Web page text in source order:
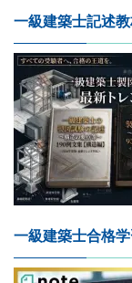
一級建築士記述
一級建築士合格